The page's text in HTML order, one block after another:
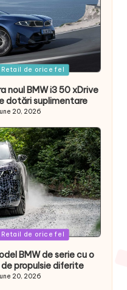
Retail de orice fel
noul BMW i3 50 xDrive
dotări suplimentare
20, 2026
Retail de orice fel
BMW de serie cu o
propulsie diferite
20, 2026